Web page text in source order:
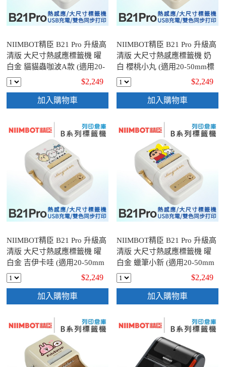
NIIMBOT精臣 B21 Pro 升級高
清版 大尺寸熱感應標籤機 曜
白金 貓貓蟲咖波A款 (適用20-
50mm標籤帶)
$2,249
加入購物車
NIIMBOT精臣 B21 Pro 升級高
清版 大尺寸熱感應標籤機 奶
白 櫻桃小丸 (適用20-50mm標
籤帶)
$2,249
加入購物車
NIIMBOT精臣 B21 Pro 升級高
清版 大尺寸熱感應標籤機 曜
白金 吉伊卡哇 (適用20-50mm
標籤帶)
$2,249
加入購物車
NIIMBOT精臣 B21 Pro 升級高
清版 大尺寸熱感應標籤機 曜
白金 蠟筆小新 (適用20-50mm
標籤帶)
$2,249
加入購物車